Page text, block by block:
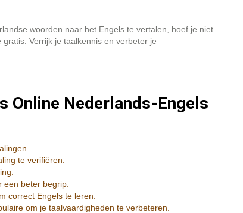
woorden naar het Engels te vertalen, hoef je niet
Verrijk je taalkennis en verbeter je
Online Nederlands-Engels
te verifiëren.
beter begrip.
correct Engels te leren.
om je taalvaardigheden te verbeteren.